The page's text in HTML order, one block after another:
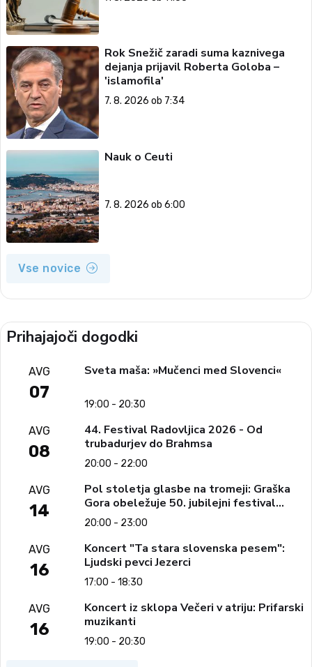
Rok Snežič zaradi suma kaznivega
dejanja prijavil Roberta Goloba –
'islamofila'
7. 8. 2026 ob 7:34
Nauk o Ceuti
7. 8. 2026 ob 6:00
Vse novice
Prihajajoči dogodki
AVG
07
Sveta maša: »Mučenci med Slovenci«
19:00 - 20:30
AVG
08
44. Festival Radovljica 2026 - Od
trubadurjev do Brahmsa
20:00 - 22:00
AVG
14
Pol stoletja glasbe na tromeji: Graška
Gora obeležuje 50. jubilejni festival
narodno-zabavne glasbe
20:00 - 23:00
AVG
16
Koncert "Ta stara slovenska pesem":
Ljudski pevci Jezerci
17:00 - 18:30
AVG
16
Koncert iz sklopa Večeri v atriju: Prifarski
muzikanti
19:00 - 20:30